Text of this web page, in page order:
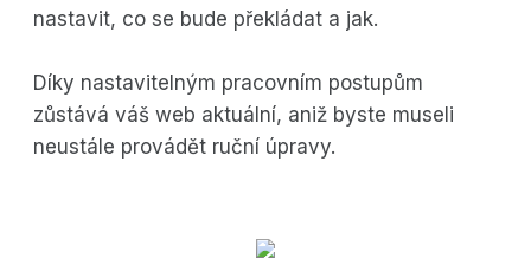
nastavit, co se bude překládat a jak.
Díky nastavitelným pracovním postupům
zůstává váš web aktuální, aniž byste museli
neustále provádět ruční úpravy.